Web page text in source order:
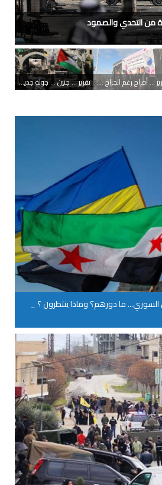
.. حفل زفاف جماعي في غزة
تقرير ... جنين ... جولة جديدة من التحدي والصمود تقرير ... أفراح رغم الجراح .. حفل زفاف جماعي في غزة
السوري... ما دورهم؟ وماذا ينتظرون ؟ _